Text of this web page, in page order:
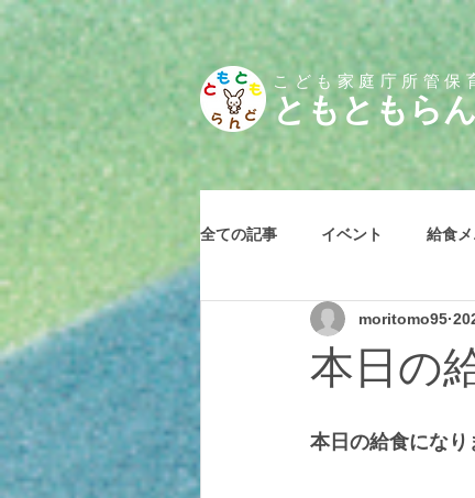
こども家庭庁所管保
ともともら
全ての記事 イベント 給食
本日の
moritomo95
本日の給食になり